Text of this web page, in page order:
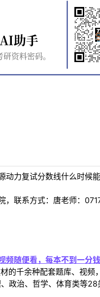
动力复试分数线什么时候能
，联系方式：唐老师：
随便看，每本不到一分钱
的千余种配套题库、视频
政治、哲学、体育类等28